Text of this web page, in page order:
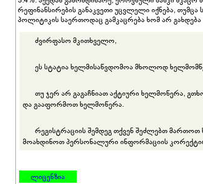
რეფინანსირების განაკვეთი უცვლელი იქნება,
პოლიტიკის საერთოდაც გამკაცრება ხომ არ
ძვირფასო მკითხველო,
ეს სტატია ხელმისაწვდომოა მხოლოდ
თუ ჯერ არ გაგაჩნიათ აქტიური ხელმოწერა,
და გააფორმოთ ხელმოწერა.
რეგისტრაციის შემდეგ თქვენ შეძლებთ
მოახდინოთ პერსონალური ინფორმაციის
ლიცენზია